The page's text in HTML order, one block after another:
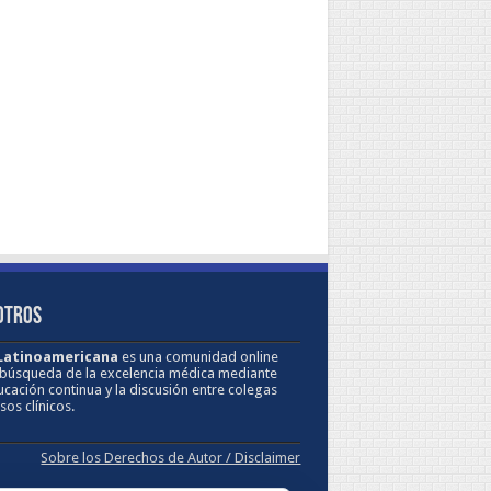
es una comunidad online
de la excelencia médica mediante
continua y la discusión entre colegas
clínicos.
Sobre los Derechos de Autor / Disclaimer